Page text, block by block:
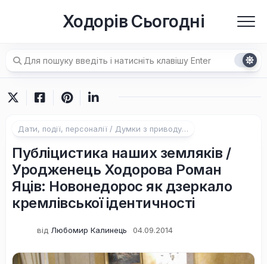
Ходорів Сьогодні
Дати, події, персоналії / Думки з приводу…
Публіцистика наших земляків /
Уродженець Ходорова Роман
Яців: Новонедорос як дзеркало
кремлівської ідентичності
від Любомир Калинець 04.09.2014